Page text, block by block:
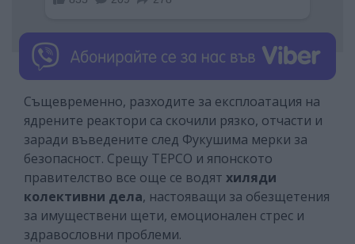
Същевременно, разходите за експлоатация на
ядрените реактори са скочили рязко, отчасти и
заради въведените след Фукушима мерки за
безопасност. Срещу TEPCO и японското
правителство все още се водят хиляди
колективни дела, настояващи за обезщетения
за имуществени щети, емоционален стрес и
здравословни проблеми.